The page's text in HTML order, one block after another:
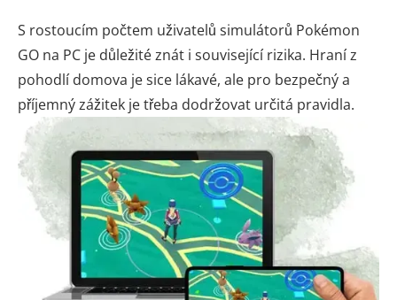
S rostoucím počtem uživatelů simulátorů Pokémon
GO na PC je důležité znát i související rizika. Hraní z
pohodlí domova je sice lákavé, ale pro bezpečný a
příjemný zážitek je třeba dodržovat určitá pravidla.